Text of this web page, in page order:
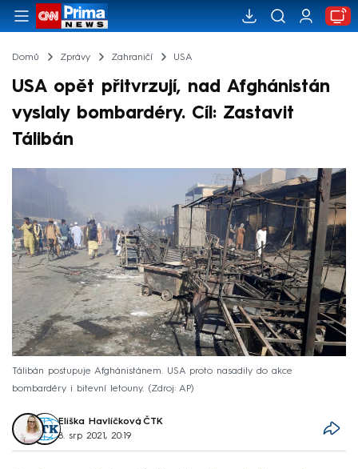
Domů Zprávy Zahraničí USA
USA opět přitvrzují, nad Afghánistán
vyslaly bombardéry. Cíl: Zastavit
Tálibán
Tálibán postupuje Afghánistánem. USA proto nasadily do akce
bombardéry i bitevní letouny.
Zdroj: AP
Eliška Havlíčková, ČTK
8. srp 2021, 20:19